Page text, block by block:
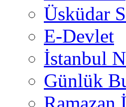
Üsküdar
E-Devlet
İstanbul
Günlük